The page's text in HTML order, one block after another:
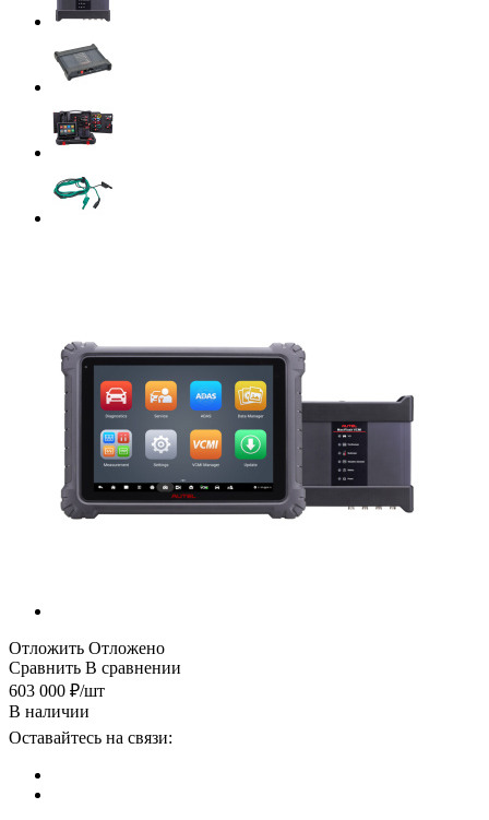
Отложить Отложено
Сравнить В сравнении
603 000 ₽/шт
В наличии
Оставайтесь на связи: